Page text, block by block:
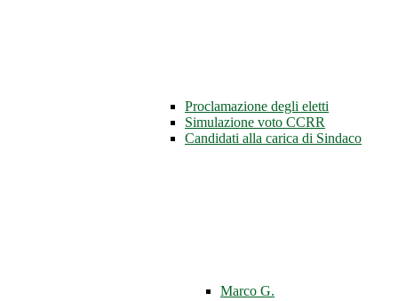
Proclamazione degli eletti
Simulazione voto CCRR
Candidati alla carica di Sindaco
Marco G.